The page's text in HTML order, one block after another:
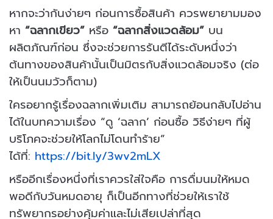
หากจะว่ากันง่ายๆ ก่อนการซื้อสินค้า ควรพยายามมอง
หา “ฉลากเขียว” หรือ“ฉลากสิ่งแวดล้อม” บน
ผลิตภัณฑ์ก่อน ซึ่งจะช่วยการรันตีได้ระดับหนึ่งว่า
ต้นทางของสินค้านั้นเป็นมิตรกับสิ่งแวดล้อมจริง (ต่อ
ให้เป็นนมวัวก็ตาม)
ใครอยากรู้เรื่องฉลากเพิ่มเติม สามารถย้อนกลับไปอ่าน
ได้ในบทความเรื่อง “ดู ‘ฉลาก’ ก่อนซื้อ วิธีง่ายๆ ที่ผู้
บริโภคจะช่วยให้โลกไม่โดนทำร้าย”
ได้ที่: https://bit.ly/3wv2mLX
หรืออีกเรื่องหนึ่งที่เราควรใส่ใจคือ การดื่มนมให้หมด
พอดีกับวันหมดอายุ ก็เป็นอีกทางที่ช่วยให้เราใช้
ทรัพยากรอย่างคุ้มค่าและไม่เสียเปล่าที่สุด